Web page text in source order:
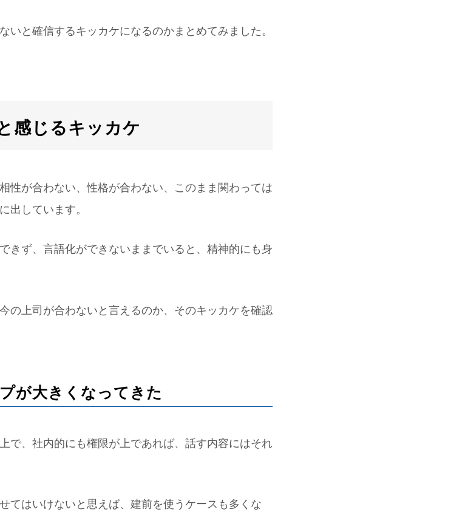
いと確信するキッカケになるのかまとめてみました。
感じるキッカケ
性が合わない、性格が合わない、このまま関わっては
出しています。
きず、言語化ができないままでいると、精神的にも身
の上司が合わないと言えるのか、そのキッカケを確認
が大きくなってきた
で、社内的にも権限が上であれば、話す内容にはそれ
てはいけないと思えば、建前を使うケースも多くな